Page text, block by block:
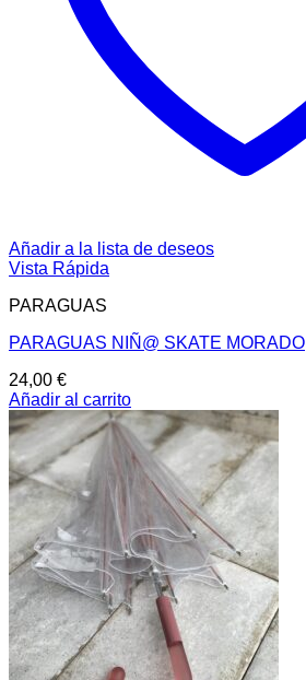
Añadir a la lista de deseos
Vista Rápida
PARAGUAS
PARAGUAS NIÑ@ SKATE MORADO
24,00 €
Añadir al carrito